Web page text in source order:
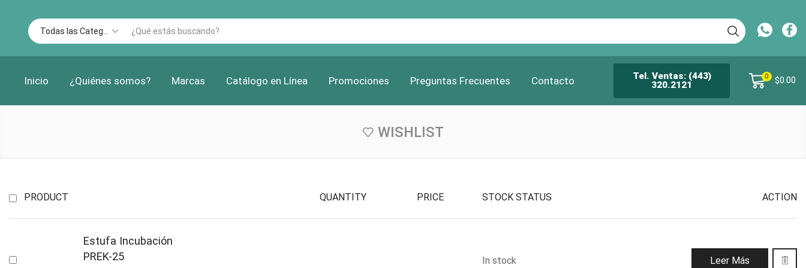
Inicio ¿Quiénes somos? Marcas Catálogo en Línea Promociones Preguntas Frecuentes Contacto
Tel. Ventas: (443)
320.2121
0 $0.00
WISHLIST
PRODUCT QUANTITY PRICE STOCK STATUS ACTION
Estufa Incubación
PREK-25
In stock Leer Más